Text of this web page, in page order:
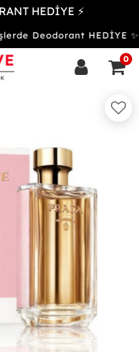
HEDİYE ⚡
Deodorant HEDİYE
0